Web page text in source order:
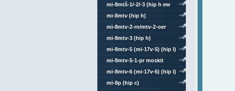
mi-8mtš-1/-2/-3 (hip h ew
4/6)
mi-8mtv (hip h)
mi-8mtv-2-rn/mtv-2-oer
mi-8mtv-3 (hip h)
mi-8mtv-5 (mi-17v-5) (hip l)
mi-8mtv-5-1-pr moskit
mi-8mtv-6 (mi-17v-6) (hip l)
mi-8p (hip c)